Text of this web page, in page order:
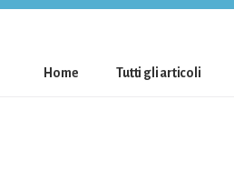
Home Tutti gli articoli